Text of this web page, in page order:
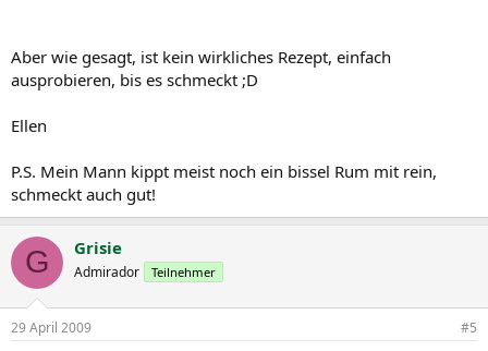
Aber wie gesagt, ist kein wirkliches Rezept, einfach
ausprobieren, bis es schmeckt ;D
Ellen
P.S. Mein Mann kippt meist noch ein bissel Rum mit rein,
schmeckt auch gut!
G Grisie
Admirador Teilnehmer
29 April 2009 #5